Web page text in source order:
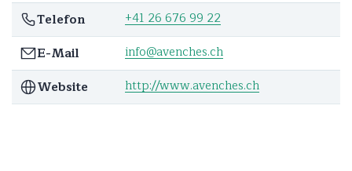
Telefon
+41 26 676 99 22
E-Mail
info@avenches.ch
Website
http://www.avenches.ch